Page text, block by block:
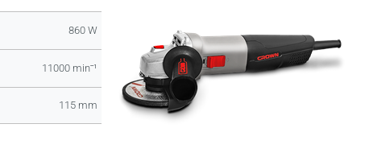
860 W
11000 minˉ¹
115 mm